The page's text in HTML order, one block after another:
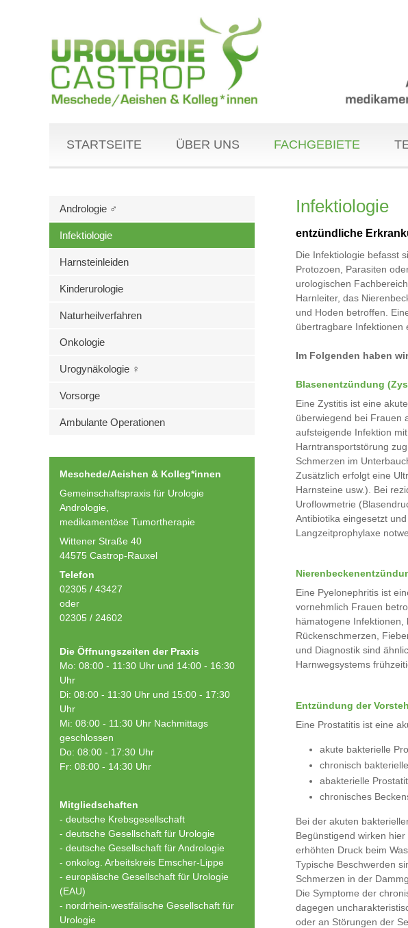
STARTSEITE ÜBER UNS FACHGEBIETE
Andrologie ♂
Infektiologie
Harnsteinleiden
Kinderurologie
Naturheilverfahren
Onkologie
Urogynäkologie ♀
Vorsorge
Ambulante Operationen
Meschede/Aeishen & Kolleg*innen
Gemeinschaftspraxis für Urologie
Andrologie,
medikamentöse Tumortherapie
Wittener Straße 40
44575 Castrop-Rauxel
Telefon
02305 / 43427
oder
02305 / 24602
Die Öffnungszeiten der Praxis
Mo: 08:00 - 11:30 Uhr und 14:00 - 16:30
Uhr
Di: 08:00 - 11:30 Uhr und 15:00 - 17:30
Uhr
Mi: 08:00 - 11:30 Uhr Nachmittags
geschlossen
Do: 08:00 - 17:30 Uhr
Fr: 08:00 - 14:30 Uhr
Mitgliedschaften
- deutsche Krebsgesellschaft
- deutsche Gesellschaft für Urologie
- deutsche Gesellschaft für Andrologie
- onkolog. Arbeitskreis Emscher-Lippe
- europäische Gesellschaft für Urologie
(EAU)
- nordrhein-westfälische Gesellschaft für
Urologie
Infektiologie
entzündliche
Die Infektiologie befasst
Protozoen, Parasiten
urologischen
Harnleiter, das
und Hoden betroffen.
übertragbare Infektionen
Im Folgenden haben
Blasenentzündung
Eine Zystitis ist eine
überwiegend bei Frauen
aufsteigende Infektion
Harntransportstörung
Schmerzen im
Zusätzlich erfolgt eine
Harnsteine usw.). Bei
Uroflowmetrie
Antibiotika eingesetzt
Langzeitprophylaxe
Eine Pyelonephritis ist
vornehmlich Frauen
hämatogene
Rückenschmerzen,
und Diagnostik sind
Harnwegsystems
Entzündung der
Eine Prostatitis ist eine
akute bakterielle
chronisch
abakterielle
chronisches
Bei der akuten
Begünstigend wirken
erhöhten Druck beim
Typische Beschwerden
Schmerzen in der
Die Symptome der
dagegen
oder an Störungen der